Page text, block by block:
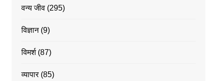
वन्य जीव(295)
विज्ञान(9)
विमर्श(87)
व्यापार(85)